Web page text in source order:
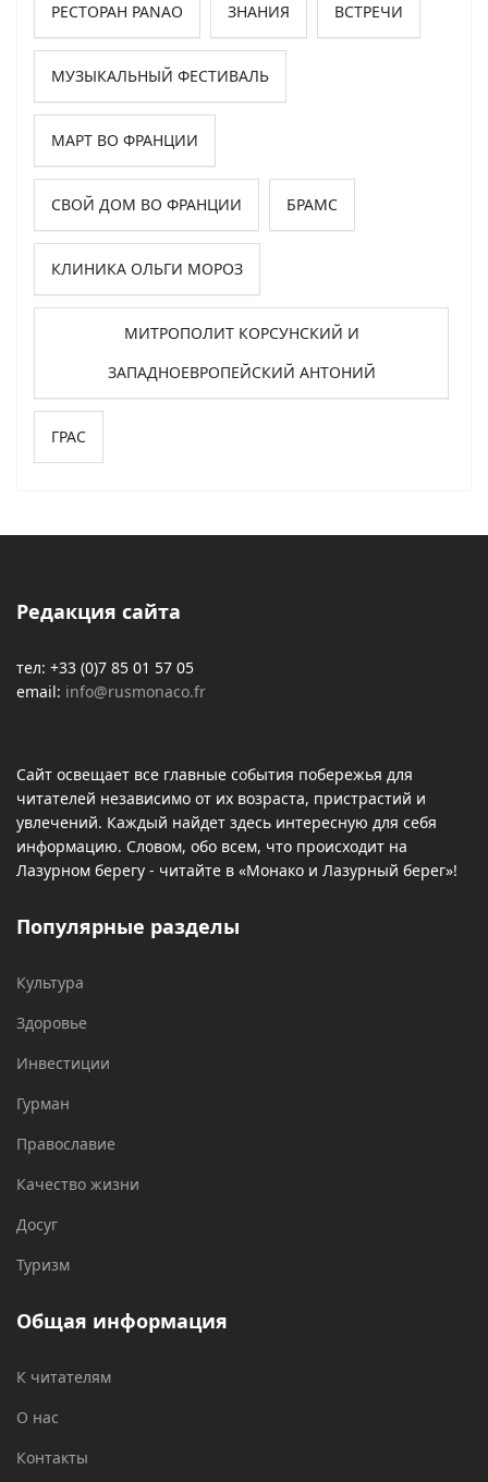
РЕСТОРАН PANAO ЗНАНИЯ ВСТРЕЧИ
МУЗЫКАЛЬНЫЙ ФЕСТИВАЛЬ
МАРТ ВО ФРАНЦИИ
СВОЙ ДОМ ВО ФРАНЦИИ БРАМС
КЛИНИКА ОЛЬГИ МОРОЗ
МИТРОПОЛИТ КОРСУНСКИЙ И
ЗАПАДНОЕВРОПЕЙСКИЙ АНТОНИЙ
ГРАС
Редакция сайта
тел: +33 (0)7 85 01 57 05
email: info@rusmonaco.fr
Сайт освещает все главные события побережья для
читателей независимо от их возраста, пристрастий и
увлечений. Каждый найдет здесь интересную для себя
информацию. Словом, обо всем, что происходит на
Лазурном берегу - читайте в «Монако и Лазурный берег»!
Популярные разделы
Культура
Здоровье
Инвестиции
Гурман
Православие
Качество жизни
Досуг
Туризм
Общая информация
К читателям
О нас
Контакты